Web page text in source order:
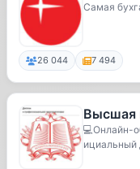
Самая
26 044 7 494
Высшая
💻Онлайн-
ициальный